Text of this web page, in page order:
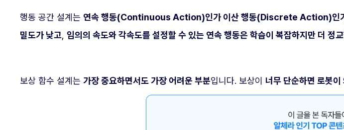
행동 공간 설계는 연속 행동(Continuous Action)인가 이산 행동(Discrete Action)인
밀도가 낮고 임의의 속도와 각속도를 설정할 수 있는 연속 행동은 학습이 복잡하지만 더 정교
보상 함수 설계는 가장 중요하면서도 가장 어려운 부분입니다. 보상이 너무 단순하면 로봇